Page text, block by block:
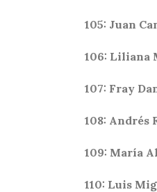
105: Juan
106: Liliana
107: Fray
108: Andrés
109: María
110: Luis